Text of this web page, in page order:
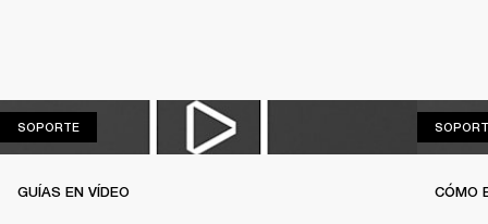
SOPORTESOPORTE
GUÍAS EN VÍDEO CÓMO